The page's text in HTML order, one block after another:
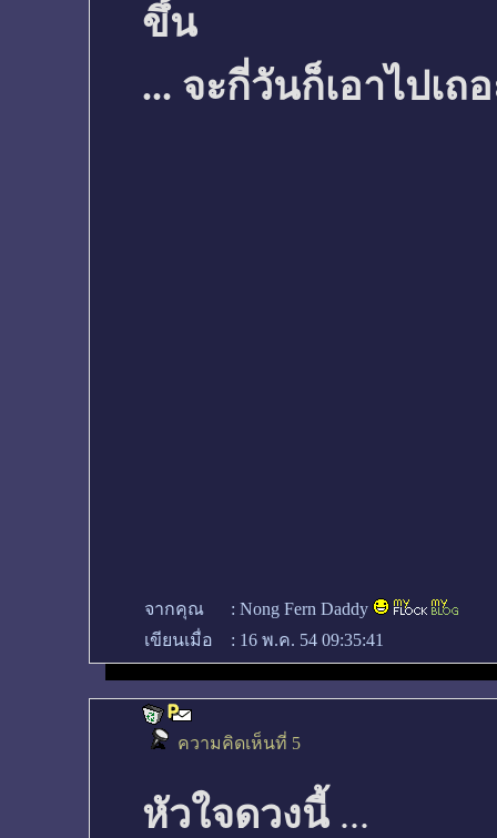
ขึ้น
... จะกี่วันก็เอาไปเถ
จากคุณ : Nong Fern Daddy
เขียนเมื่อ
: 16 พ.ค. 54 09:35:41
ความคิดเห็นที่ 5
หัวใจดวงนี้ ...